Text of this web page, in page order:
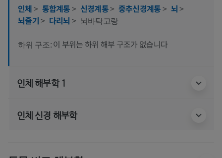
인체> 통합계통> 신경계통> 중추신경계통> 뇌>
뇌줄기> 다리뇌> 뇌바닥고랑
하위 구조: 이 부위는 하위 해부 구조가 없습니다
인체 해부학 1
인체 신경 해부학